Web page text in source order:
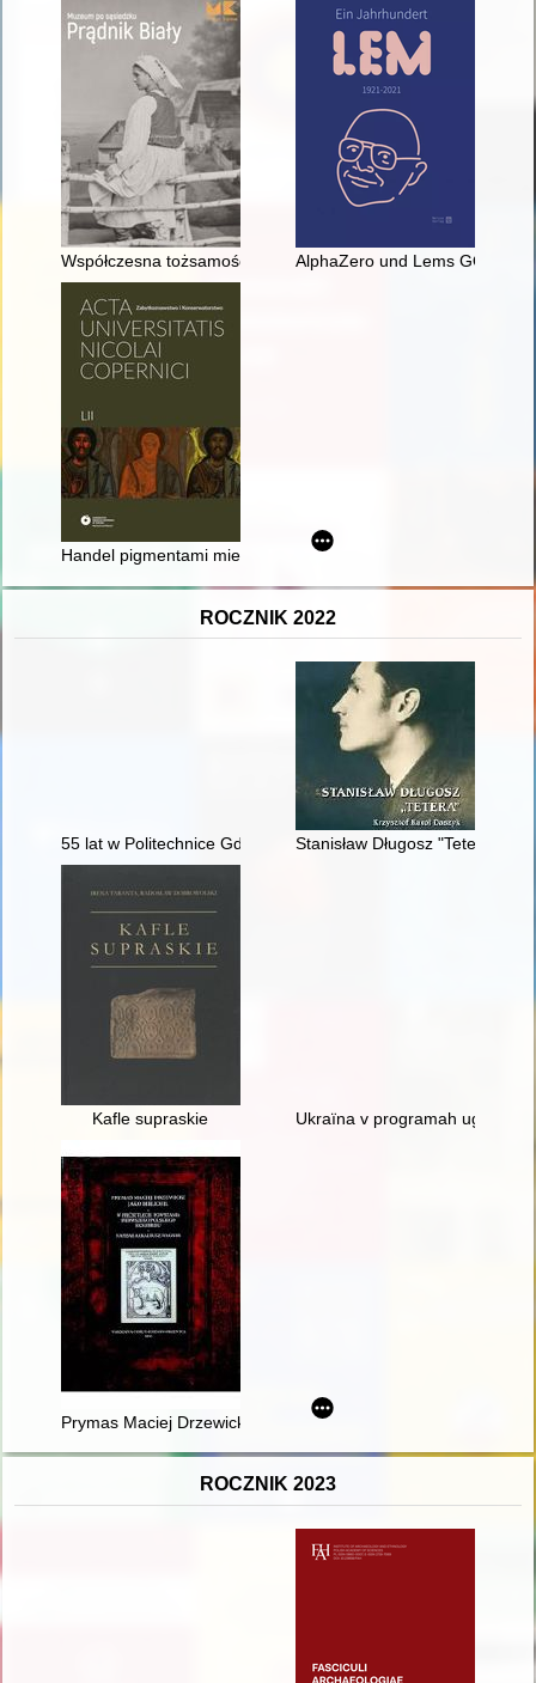
Współczesna tożsamość Prądnika BiałegoAlphaZero und Lems GOLEM
Handel pigmentami miedziowymi ze złóż świętokrzyskich w
ROCZNIK 2022
55 lat w Politechnice Gdańskiej Stanisław Długosz "Tetera"
Kafle supraskie Ukraïna v programah
Prymas Maciej Drzewicki jako bibliofil : w pięćsetlecie
ROCZNIK 2023